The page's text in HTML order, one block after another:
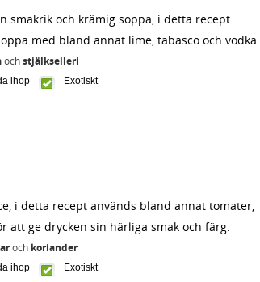
smakrik och krämig soppa, i detta recept
med bland annat lime, tabasco och vodka.
ochstjälkselleri
ihop Exotiskt
i detta recept används bland annat tomater,
att ge drycken sin härliga smak och färg.
och koriander
ihop Exotiskt